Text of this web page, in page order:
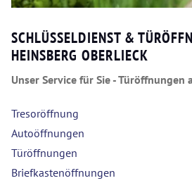
SCHLÜSSELDIENST &
HEINSBERG OBERLIECK
Unser Service für Sie - Türöffnungen
Tresoröffnung
Autoöffnungen
Türöffnungen
Briefkastenöffnungen